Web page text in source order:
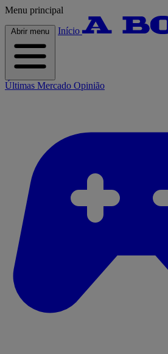
Menu principal
Abrir menu Início
Últimas Mercado Opinião